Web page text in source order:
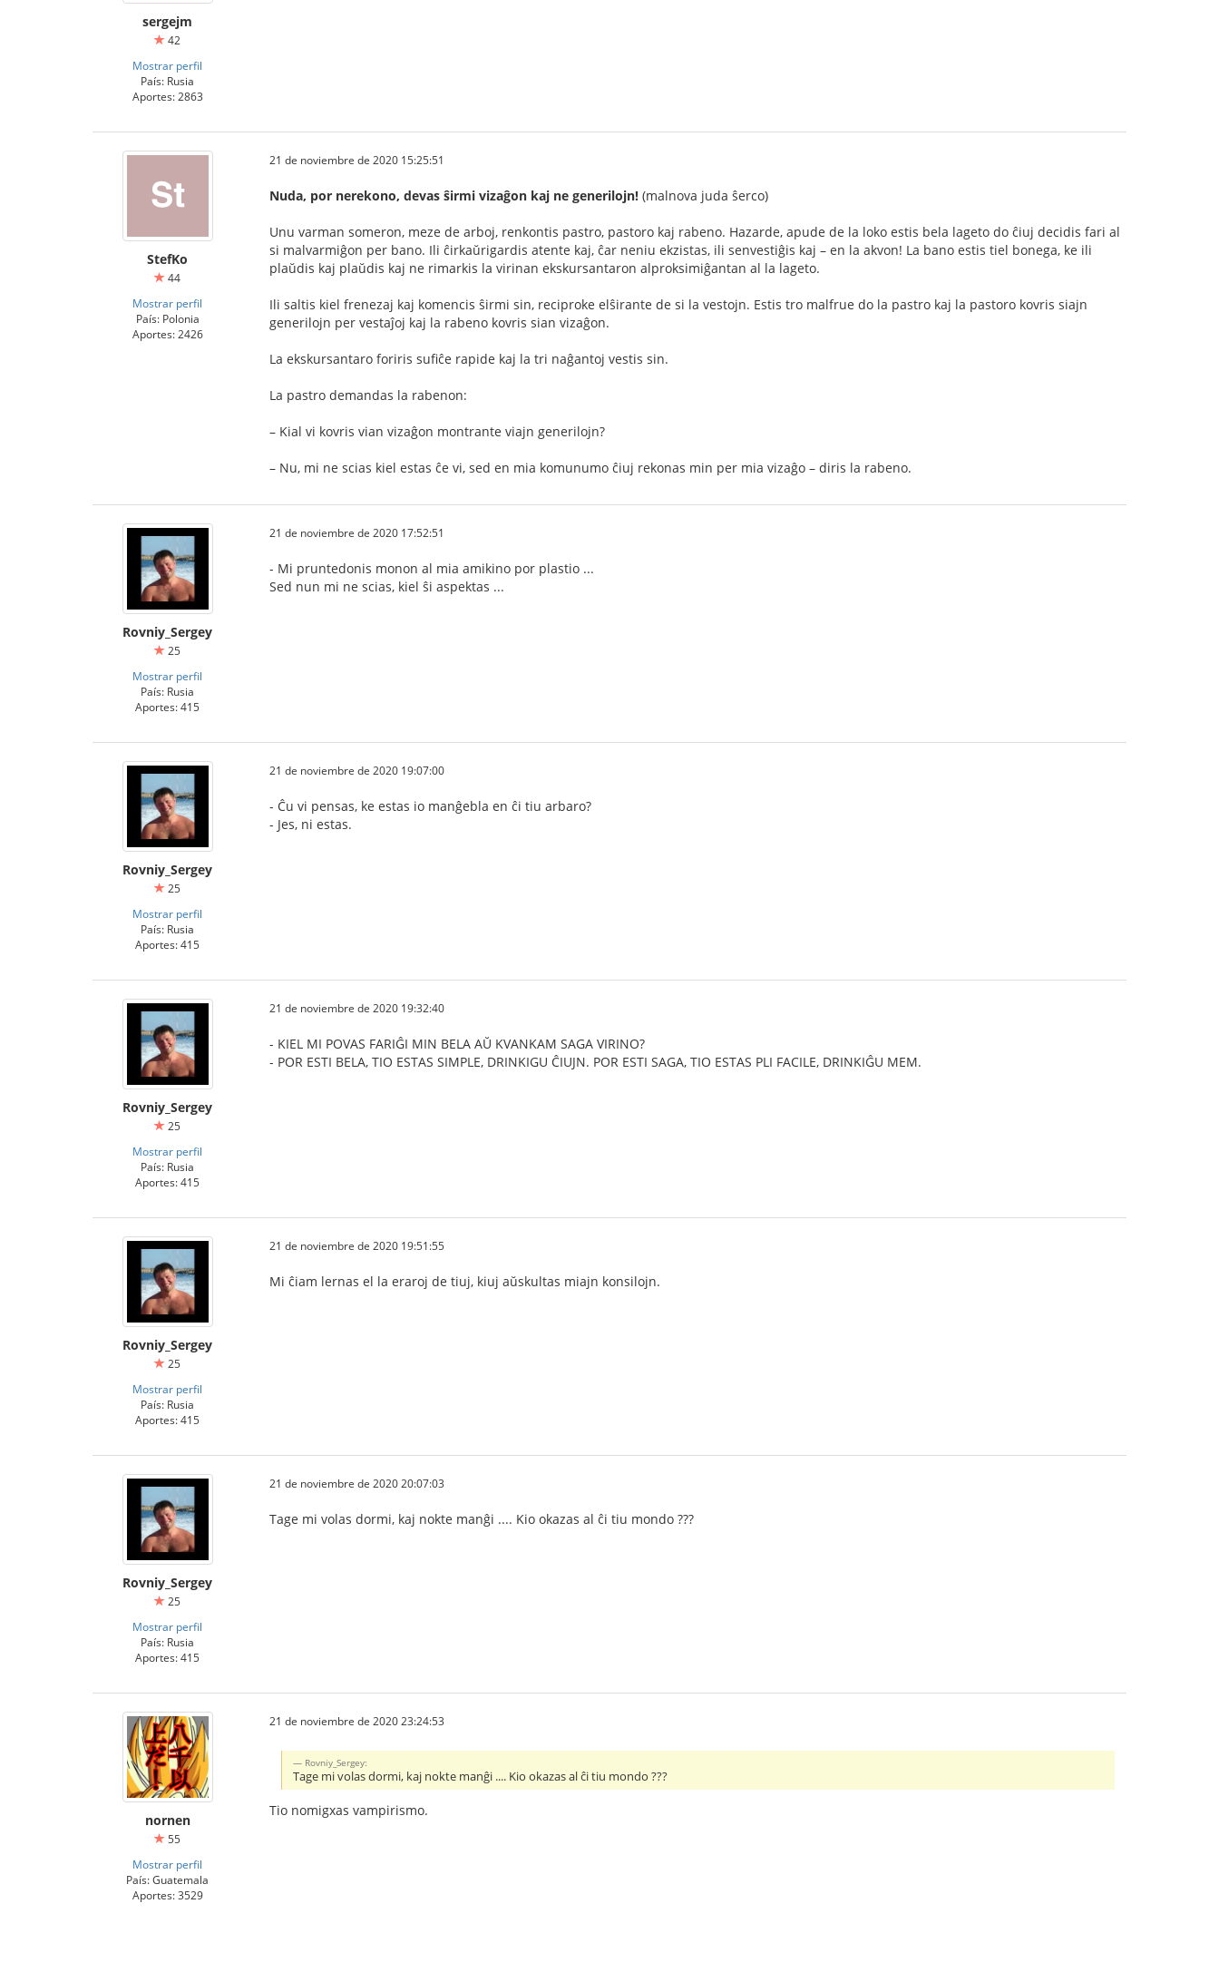
sergejm
42
Mostrar perfil
País: Rusia
Aportes: 2863
StefKo
44
Mostrar perfil
País: Polonia
Aportes: 2426
21 de noviembre de 2020 15:25:51
Nuda, por nerekono, devas ŝirmi vizaĝon kaj ne generilojn! (malnova juda ŝerco)
Unu varman someron, meze de arboj, renkontis pastro, pastoro kaj rabeno. Hazarde, apude de la loko estis bela lageto do ĉiuj decidis fari al
si malvarmiĝon per bano. Ili ĉirkaŭrigardis atente kaj, ĉar neniu ekzistas, ili senvestiĝis kaj – en la akvon! La bano estis tiel bonega, ke ili
plaŭdis kaj plaŭdis kaj ne rimarkis la virinan ekskursantaron alproksimiĝantan al la lageto.
Ili saltis kiel frenezaj kaj komencis ŝirmi sin, reciproke elŝirante de si la vestojn. Estis tro malfrue do la pastro kaj la pastoro kovris siajn
generilojn per vestaĵoj kaj la rabeno kovris sian vizaĝon.
La ekskursantaro foriris sufiĉe rapide kaj la tri naĝantoj vestis sin.
La pastro demandas la rabenon:
– Kial vi kovris vian vizaĝon montrante viajn generilojn?
– Nu, mi ne scias kiel estas ĉe vi, sed en mia komunumo ĉiuj rekonas min per mia vizaĝo – diris la rabeno.
Rovniy_Sergey
25
Mostrar perfil
País: Rusia
Aportes: 415
21 de noviembre de 2020 17:52:51
- Mi pruntedonis monon al mia amikino por plastio ...
Sed nun mi ne scias, kiel ŝi aspektas ...
Rovniy_Sergey
25
Mostrar perfil
País: Rusia
Aportes: 415
21 de noviembre de 2020 19:07:00
- Ĉu vi pensas, ke estas io manĝebla en ĉi tiu arbaro?
- Jes, ni estas.
Rovniy_Sergey
25
Mostrar perfil
País: Rusia
Aportes: 415
21 de noviembre de 2020 19:32:40
- KIEL MI POVAS FARIĜI MIN BELA AŬ KVANKAM SAGA VIRINO?
- POR ESTI BELA, TIO ESTAS SIMPLE, DRINKIGU ĈIUJN. POR ESTI SAGA, TIO ESTAS PLI FACILE, DRINKIĜU MEM.
Rovniy_Sergey
25
Mostrar perfil
País: Rusia
Aportes: 415
21 de noviembre de 2020 19:51:55
Mi ĉiam lernas el la eraroj de tiuj, kiuj aŭskultas miajn konsilojn.
Rovniy_Sergey
25
Mostrar perfil
País: Rusia
Aportes: 415
21 de noviembre de 2020 20:07:03
Tage mi volas dormi, kaj nokte manĝi .... Kio okazas al ĉi tiu mondo ???
nornen
55
Mostrar perfil
País: Guatemala
Aportes: 3529
21 de noviembre de 2020 23:24:53
Rovniy_Sergey:
Tage mi volas dormi, kaj nokte manĝi .... Kio okazas al ĉi tiu mondo ???
Tio nomigxas vampirismo.